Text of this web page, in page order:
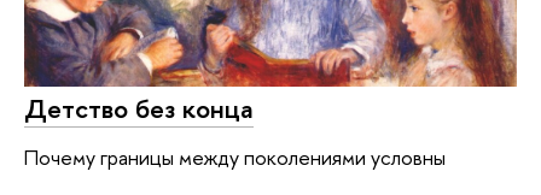
Детство без конца
Почему границы между поколениями условны